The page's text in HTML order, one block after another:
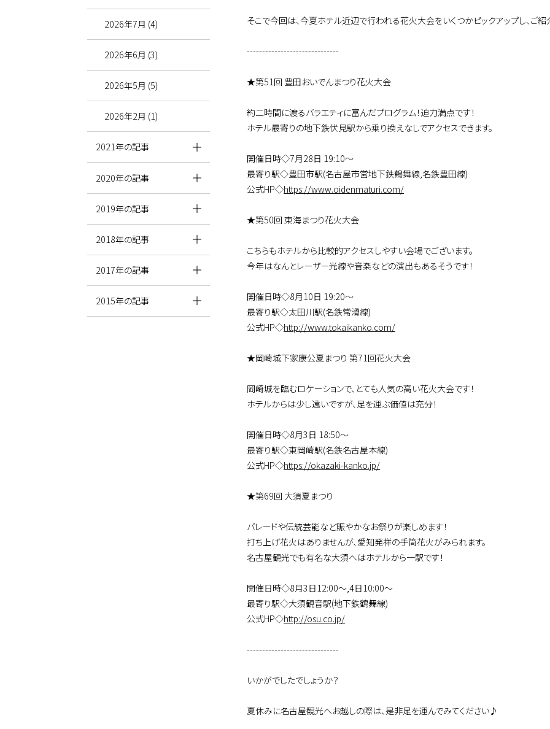
そこで今回は、今夏ホテル近辺で行われる花火大会をいくつかピックアップし、ご紹
------------------------------
★第51回 豊田おいでんまつり花火大会
約二時間に渡るバラエティに富んだプログラム！迫力満点です！
ホテル最寄りの地下鉄伏見駅から乗り換えなしでアクセスできます。
開催日時◇7月28日 19:10～
最寄り駅◇豊田市駅(名古屋市営地下鉄鶴舞線,名鉄豊田線)
公式HP◇https://www.oidenmaturi.com/
★第50回 東海まつり花火大会
こちらもホテルから比較的アクセスしやすい会場でございます。
今年はなんとレーザー光線や音楽などの演出もあるそうです！
開催日時◇8月10日 19:20～
最寄り駅◇太田川駅(名鉄常滑線)
公式HP◇http://www.tokaikanko.com/
★岡崎城下家康公夏まつり 第71回花火大会
岡崎城を臨むロケーションで、とても人気の高い花火大会です！
ホテルからは少し遠いですが、足を運ぶ価値は充分！
開催日時◇8月3日 18:50～
最寄り駅◇東岡崎駅(名鉄名古屋本線)
公式HP◇https://okazaki-kanko.jp/
★第69回 大須夏まつり
パレードや伝統芸能など賑やかなお祭りが楽しめます！
打ち上げ花火はありませんが、愛知発祥の手筒花火がみられます。
名古屋観光でも有名な大須へはホテルから一駅です！
開催日時◇8月3日12:00～,4日10:00～
最寄り駅◇大須観音駅(地下鉄鶴舞線)
公式HP◇http://osu.co.jp/
------------------------------
いかがでしたでしょうか？
夏休みに名古屋観光へお越しの際は、是非足を運んでみてください♪
2026年7月 (4)
2026年6月 (3)
2026年5月 (5)
2026年2月 (1)
2021年の記事
2020年の記事
2019年の記事
2018年の記事
2017年の記事
2015年の記事